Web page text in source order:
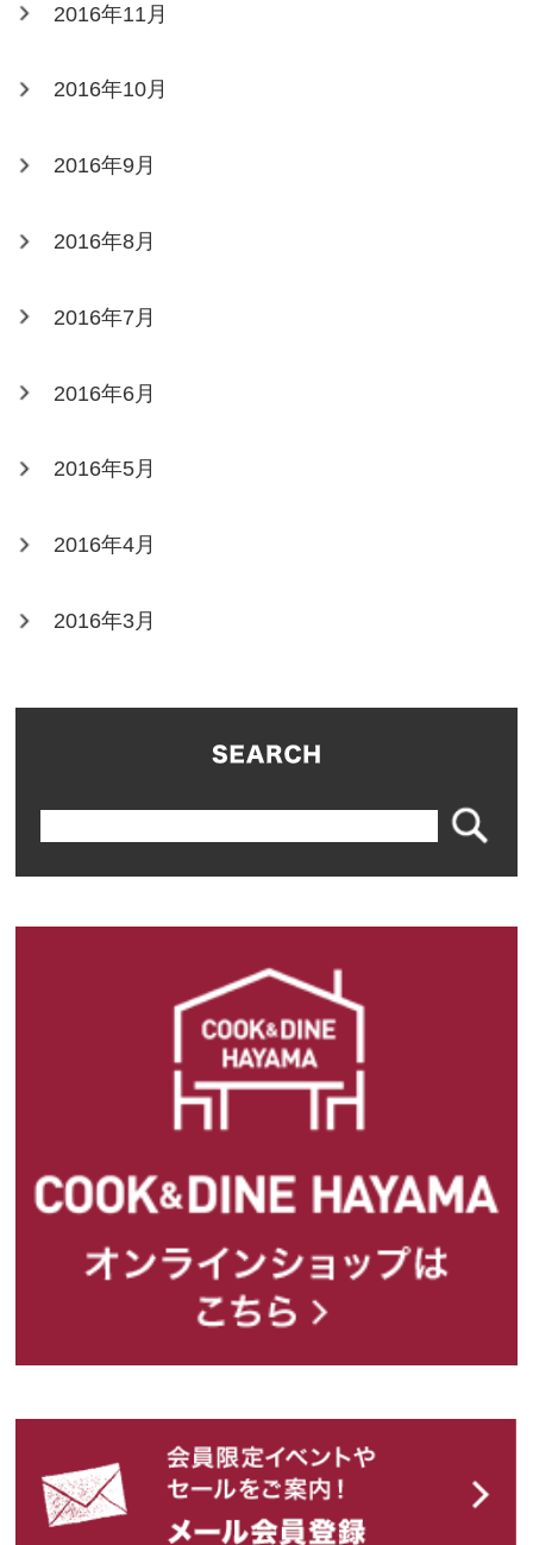
2016年11月
2016年10月
2016年9月
2016年8月
2016年7月
2016年6月
2016年5月
2016年4月
2016年3月